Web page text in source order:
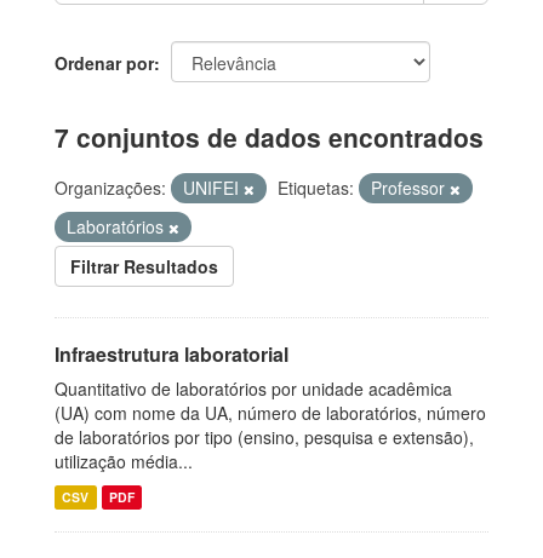
Ordenar por
7 conjuntos de dados encontrados
Organizações: UNIFEI Etiquetas:
Professor
Laboratórios
Filtrar Resultados
Infraestrutura laboratorial
Quantitativo de laboratórios por unidade acadêmica
(UA) com nome da UA, número de laboratórios, número
de laboratórios por tipo (ensino, pesquisa e extensão),
utilização média...
CSV PDF